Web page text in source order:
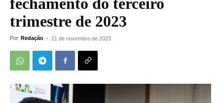
trimestre de 2023
Por Redação - 21 de novembro de 2023